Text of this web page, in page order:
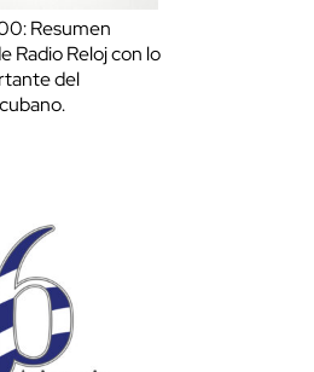
Resumen
Radio Reloj con lo
del